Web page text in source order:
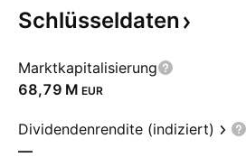
Schlüsseldaten
Marktkapitalisierung
‪68,79 M‬ EUR
Dividendenrendite (indiziert)
—